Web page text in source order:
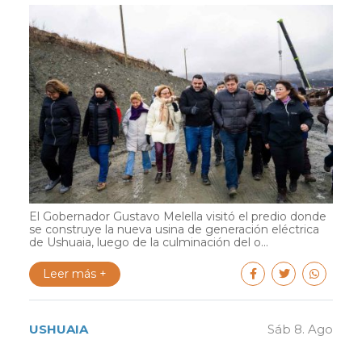
El Gobernador Gustavo Melella visitó el predio donde
se construye la nueva usina de generación eléctrica
de Ushuaia, luego de la culminación del o...
Leer más +
USHUAIA Sáb 8. Ago